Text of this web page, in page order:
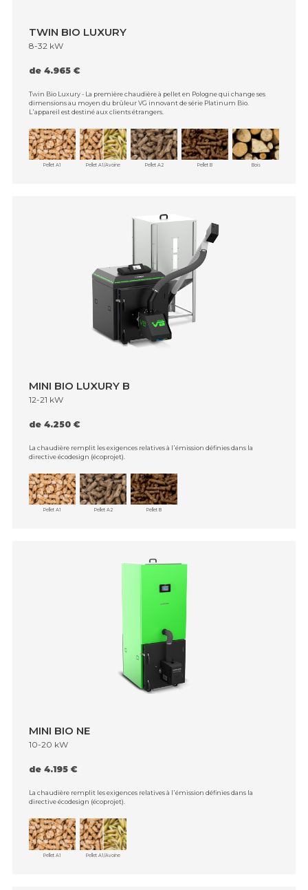
TWIN BIO LUXURY
8-32 kW
de 4.965 €
Twin Bio Luxury - La première chaudière à pellet en Pologne qui change ses
dimensions au moyen du brûleur VG innovant de série Platinum Bio.
L᾿appareil est destiné aux clients étrangers.
Pellet A1 Pellet A1/Avoine Pellet A2 Pellet B Bois
MINI BIO LUXURY B
12-21 kW
de 4.250 €
La chaudière remplit les exigences relatives à l᾿émission définies dans la
directive écodesign (écoprojet).
Pellet A1 Pellet A2 Pellet B
MINI BIO NE
10-20 kW
de 4.195 €
La chaudière remplit les exigences relatives à l᾿émission définies dans la
directive écodesign (écoprojet).
Pellet A1 Pellet A1/Avoine